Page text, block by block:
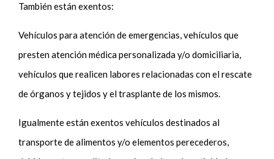
También están exentos:
Vehículos para atención de emergencias, vehículos que
presten atención médica personalizada y/o domiciliaria,
vehículos que realicen labores relacionadas con el rescate
de órganos y tejidos y el trasplante de los mismos.
Igualmente están exentos vehículos destinados al
transporte de alimentos y/o elementos perecederos,